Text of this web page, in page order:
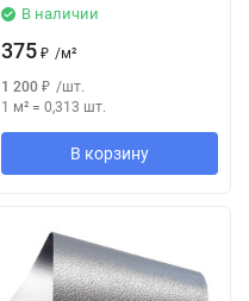
В наличии
375 ₽ /м²
1 200 ₽ /шт.
1 м² = 0,313 шт.
В корзину